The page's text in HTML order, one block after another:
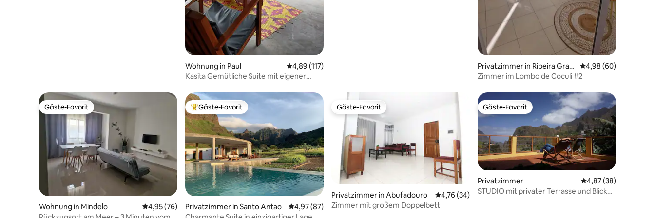
Wohnung in Paul Durchschnittliche Bewertung: 4,89 von 5, 117 Bewertungen
4,89 (117)
Kasita Gemütliche Suite mit eigener
Privatzimmer in Ribeira Gran
de
Durchschnittliche
4,98 (60)
Zimmer im Lombo de Coculi #2
Gäste-Favorit
Gäste-Favorit
Wohnung in Mindelo Durchschnittliche Bewertung: 4,95 von 5, 76 Bewertungen
4,95 (76)
Beliebter Gäste-Favorit.
Gäste-Favorit
Privatzimmer in Santo Antao Durchschnittliche Bewertung: 4,97 von 5, 87 Bewertungen
4,97 (87)
Gäste-Favorit
Gäste-Favorit
Privatzimmer in Abufadouro Durchschnittliche Bewertung: 4,76 von 5, 34 Bewertungen
4,76 (34)
Zimmer mit großem Doppelbett
Gäste-Favorit
Gäste-Favorit
Privatzimmer Durchschnittliche
4,87 (38)
STUDIO mit privater Terrasse und Blick